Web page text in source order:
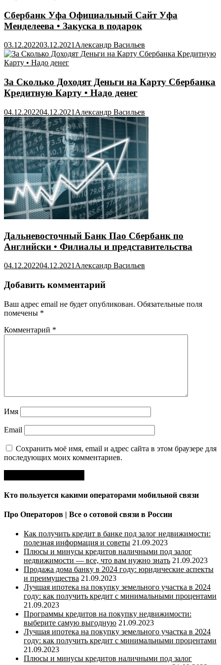
Сбербанк Уфа Официальный Сайт Уфа
Менделеева • Закуска в подарок
03.12.202203.12.2021 Александр Васильев
За Сколько Доходят Деньги на Карту Сбербанка
Кредитную Карту • Надо денег
04.12.202204.12.2021 Александр Васильев
Дальневосточный Банк Пао Сбербанк по
Английски • Филиалы и представительства
04.12.202204.12.2021 Александр Васильев
Добавить комментарий
Ваш адрес email не будет опубликован. Обязательные поля
помечены *
Комментарий *
Имя
Email
Сохранить моё имя, email и адрес сайта в этом браузере для
последующих моих комментариев.
Кто пользуется какими операторами мобильной связи
Про Операторов | Все о сотовой связи в России
Как получить кредит в банке под залог недвижимости:
полезная информация и советы 21.09.2023
Плюсы и минусы кредитов наличными под залог
недвижимости — все, что вам нужно знать 21.09.2023
Продажа дома банку в 2024 году: юридические аспекты
и преимущества 21.09.2023
Лучшая ипотека на покупку земельного участка в 2024
году: как получить кредит с минимальными процентами
21.09.2023
Программы кредитов на покупку недвижимости:
выберите самую выгодную 21.09.2023
Лучшая ипотека на покупку земельного участка в 2024
году: как получить кредит с минимальными процентами
21.09.2023
Плюсы и минусы кредитов наличными под залог